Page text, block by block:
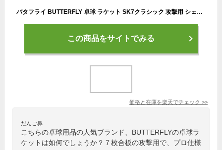
バタフライ BUTTERFLY 卓球 ラケット SK7クラシック 攻撃用 シェークハンド 7枚合板
この商品をサイトでみる
価格と在庫を楽天でチェック >>
だんご鼻
こちらの卓球用品の人気ブランド、BUTTERFLYの卓球ラ
ケットは如何でしょうか？７枚合板の攻撃用で、プロ仕様